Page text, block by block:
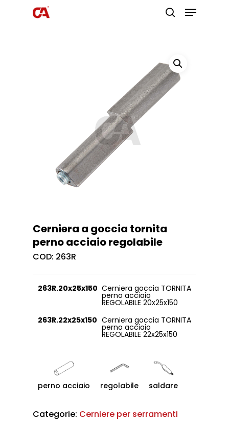
Cerniera a goccia tornita
perno acciaio regolabile
COD: 263R
263R.20x25x150 Cerniera goccia TORNITA
perno acciaio
REGOLABILE 20x25x150
263R.22x25x150 Cerniera goccia TORNITA
perno acciaio
REGOLABILE 22x25x150
perno acciaio regolabile saldare
Categorie: Cerniere per serramenti